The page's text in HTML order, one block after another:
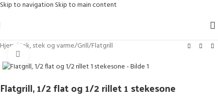
Skip to navigation Skip to main content
Hjem / Kok, stek og varme/Grill/Flatgrill
Flatgrill, 1/2 flat og 1/2 rillet 1 stekesone